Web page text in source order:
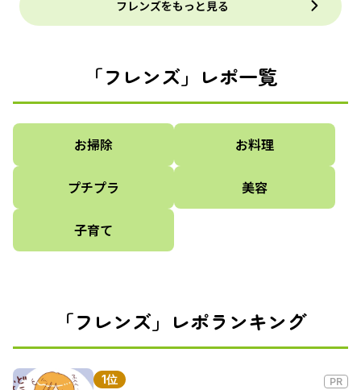
フレンズをもっと見る
「フレンズ」レポ一覧
お掃除 お料理
プチプラ 美容
子育て
「フレンズ」レポランキング
1位 PR